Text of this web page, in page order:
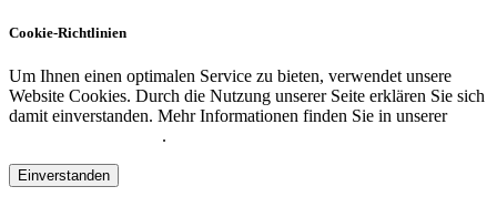
Cookie-Richtlinien
Um Ihnen einen optimalen Service zu bieten, verwendet unsere
Website Cookies. Durch die Nutzung unserer Seite erklären Sie sich
damit einverstanden. Mehr Informationen finden Sie in unserer
.
Einverstanden